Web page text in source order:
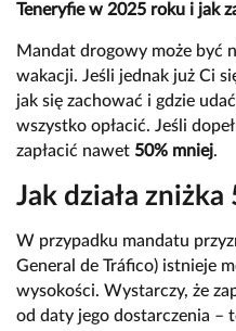
Teneryfie w 2025 roku i jak
Mandat drogowy może być
wakacji. Jeśli jednak już Ci
jak się zachować i gdzie
wszystko opłacić. Jeśli
zapłacić nawet 50% mniej.
Jak działa
W przypadku mandatu
General de Tráfico) istnieje
wysokości. Wystarczy, że
od daty jego dostarczenia –